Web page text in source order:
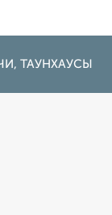
ТАУНХАУСЫ